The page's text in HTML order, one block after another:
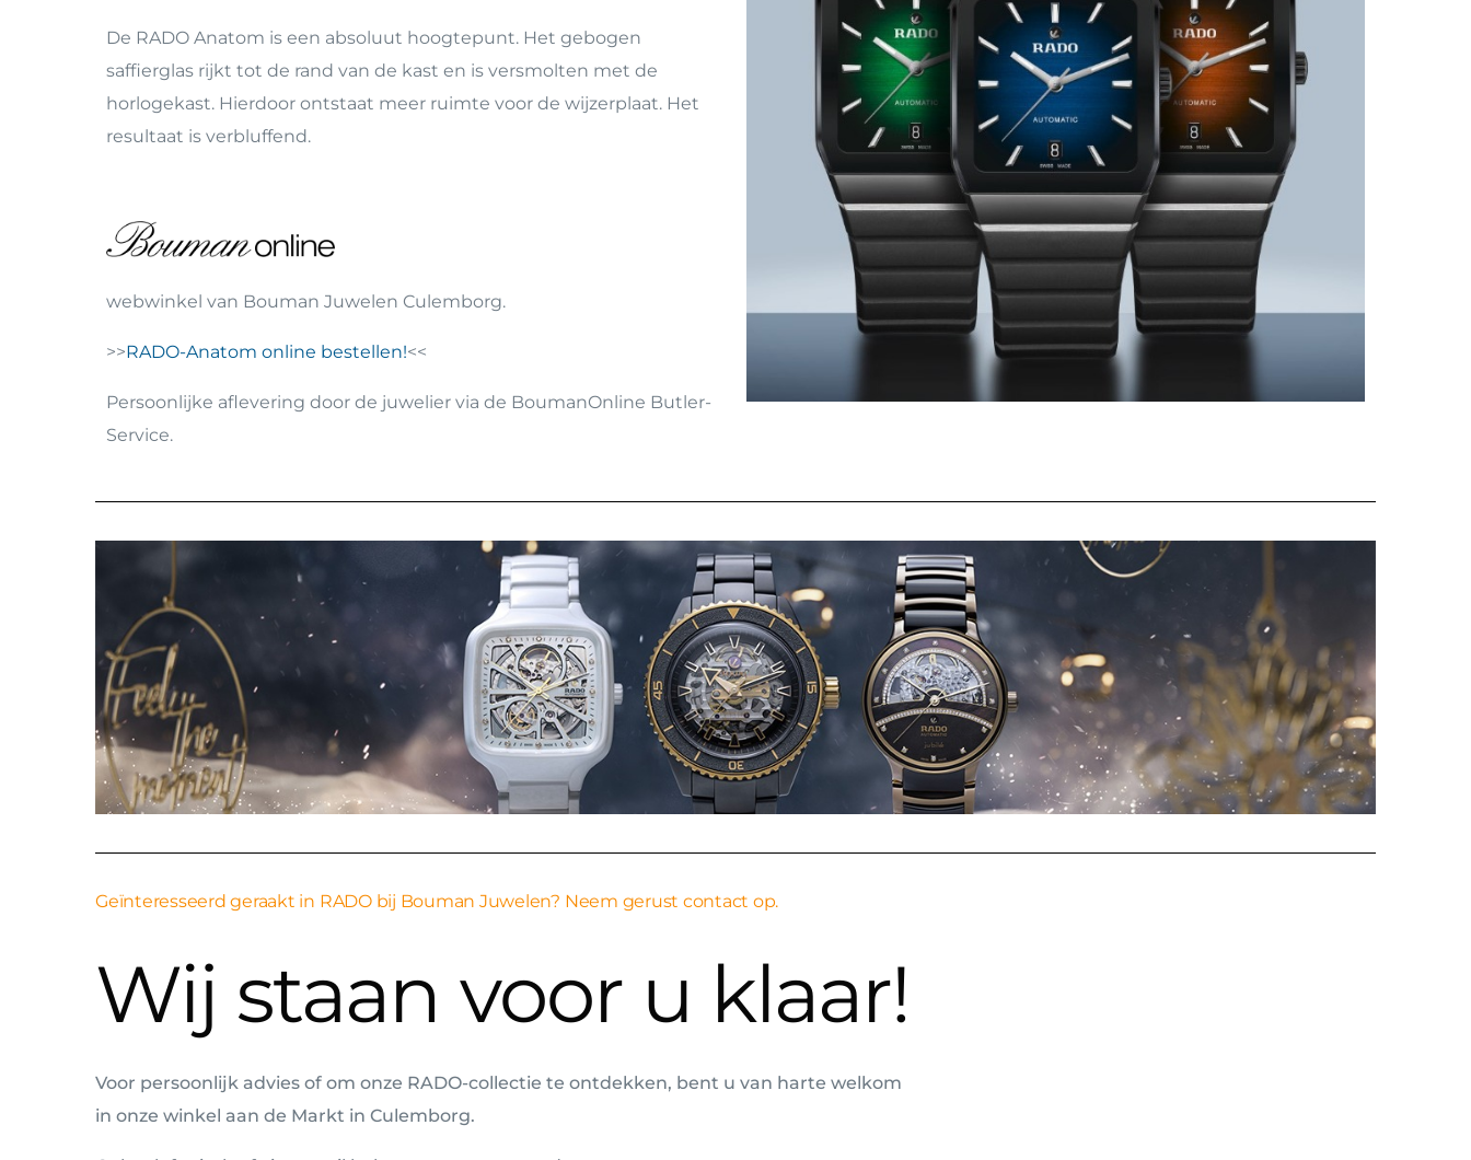
De RADO Anatom is een absoluut hoogtepunt. Het gebogen
saffierglas rijkt tot de rand van de kast en is versmolten met de
horlogekast. Hierdoor ontstaat meer ruimte voor de wijzerplaat. Het
resultaat is verbluffend.
webwinkel van Bouman Juwelen Culemborg.
>>RADO-Anatom online bestellen!<<
Persoonlijke aflevering door de juwelier via de BoumanOnline Butler-
Service.
Geïnteresseerd geraakt in RADO bij Bouman Juwelen? Neem gerust contact op.
Wij staan voor u klaar!
Voor persoonlijk advies of om onze RADO-collectie te ontdekken, bent u van harte welkom
in onze winkel aan de Markt in Culemborg.